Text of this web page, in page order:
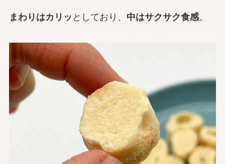
まわりはカリッ としており、 中はサクサク食感。